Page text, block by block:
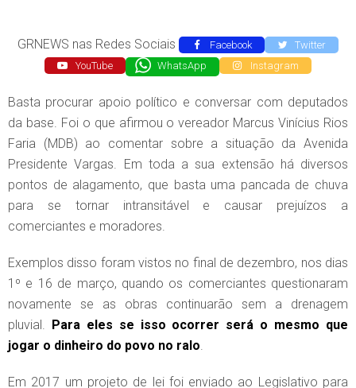
GRNEWS nas Redes Sociais Facebook
Twitter
YouTube
WhatsApp Instagram
Basta procurar apoio político e conversar com deputados
da base. Foi o que afirmou o vereador Marcus Vinícius Rios
Faria (MDB) ao comentar sobre a situação da Avenida
Presidente Vargas. Em toda a sua extensão há diversos
pontos de alagamento, que basta uma pancada de chuva
para se tornar intransitável e causar prejuízos a
comerciantes e moradores.
Exemplos disso foram vistos no final de dezembro, nos dias
1º e 16 de março, quando os comerciantes questionaram
novamente se as obras continuarão sem a drenagem
pluvial. Para eles se isso ocorrer será o mesmo que
jogar o dinheiro do povo no ralo
Em 2017 um projeto de lei foi enviado ao Legislativo para